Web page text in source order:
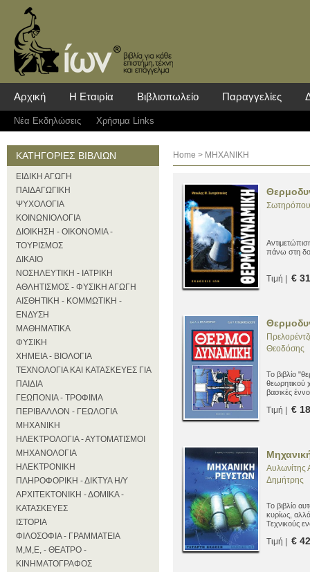
Αρχική Η Εταιρία Βιβλιοπωλείο Παραγγελίες
Νέα Eκδηλώσεις Χρήσιμα Links
ΚΑΤΗΓΟΡΙΕΣ ΒΙΒΛΙΩΝ
ΕΙΔΙΚΗ ΑΓΩΓΗ
ΠΑΙΔΑΓΩΓΙΚΗ
ΨΥΧΟΛΟΓΙΑ
ΚΟΙΝΩΝΙΟΛΟΓΙΑ
ΔΙΟΙΚΗΣΗ - ΟΙΚΟΝΟΜΙΑ -
ΤΟΥΡΙΣΜΟΣ
ΔΙΚΑΙΟ
ΝΟΣΗΛΕΥΤΙΚΗ - ΙΑΤΡΙΚΗ
ΑΘΛΗΤΙΣΜΟΣ - ΦΥΣΙΚΗ ΑΓΩΓΗ
ΑΙΣΘΗΤΙΚΗ - ΚΟΜΜΩΤΙΚΗ -
ΕΝΔΥΣΗ
ΜΑΘΗΜΑΤΙΚΑ
ΦΥΣΙΚΗ
ΧΗΜΕΙΑ - ΒΙΟΛΟΓΙΑ
ΤΕΧΝΟΛΟΓΙΑ ΚΑΙ ΚΑΤΑΣΚΕΥΕΣ ΓΙΑ
ΠΑΙΔΙΑ
ΓΕΩΠΟΝΙΑ - ΤΡΟΦΙΜΑ
ΠΕΡΙΒΑΛΛΟΝ - ΓΕΩΛΟΓΙΑ
ΜΗΧΑΝΙΚΗ
ΗΛΕΚΤΡΟΛΟΓΙΑ - ΑΥΤΟΜΑΤΙΣΜΟΙ
ΜΗΧΑΝΟΛΟΓΙΑ
ΗΛΕΚΤΡΟΝΙΚΗ
ΠΛΗΡΟΦΟΡΙΚΗ - ΔΙΚΤΥΑ Η/Υ
ΑΡΧΙΤΕΚΤΟΝΙΚΗ - ΔΟΜΙΚΑ -
ΚΑΤΑΣΚΕΥΕΣ
ΙΣΤΟΡΙΑ
ΦΙΛΟΣΟΦΙΑ - ΓΡΑΜΜΑΤΕΙΑ
Μ,Μ,Ε, - ΘΕΑΤΡΟ -
ΚΙΝΗΜΑΤΟΓΡΑΦΟΣ
Home > ΜΗΧΑΝΙΚΗ
πάνω στη
Τιμή | €
Θεοδόσης
Το βιβλίο
θεωρητικού
βασικές
εφαρμογής
Τιμή | €
Αυλωνίτης
Δημήτρης
Το βιβλίο
κυρίως,
Τεχνικούς
Μηχανικής
Τιμή | €